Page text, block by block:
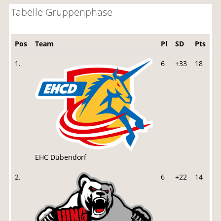
Tabelle Gruppenphase
Pos Team Pl SD Pts
1.
EHC Dübendorf
6 +33 18
2. 6 +22 14